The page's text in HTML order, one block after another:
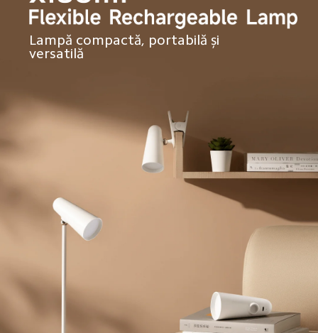
Lampă compactă, portabilă și
versatilă